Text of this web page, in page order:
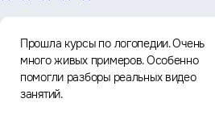
Прошла курсы по логопедии. Очень
много живых примеров. Особенно
помогли разборы реальных видео
занятий.